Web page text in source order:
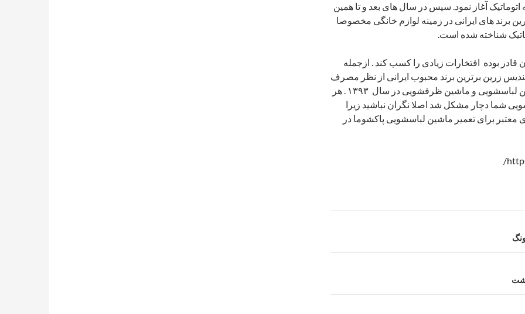
آغاز نمود. سپس در سال های بعد و تا همین
برند های ایرانی در زمینه لوازم خانگی مخصوصا
شناخته شده است.
قادر بوده افتخارات زیادی را کسب کند . ازجمله
زرین برترین برند محبوب ایرانی از نظر مصرف
کنندگان در گروه ماشین لباسشویی و ماشین ظرفشویی در سال ۱۳۹۳ . هر
شما دچار مشکل شد اصلا نگران نباشید زیرا
معتبر برای تعمیر ماشین لباسشویی پاکشوما در